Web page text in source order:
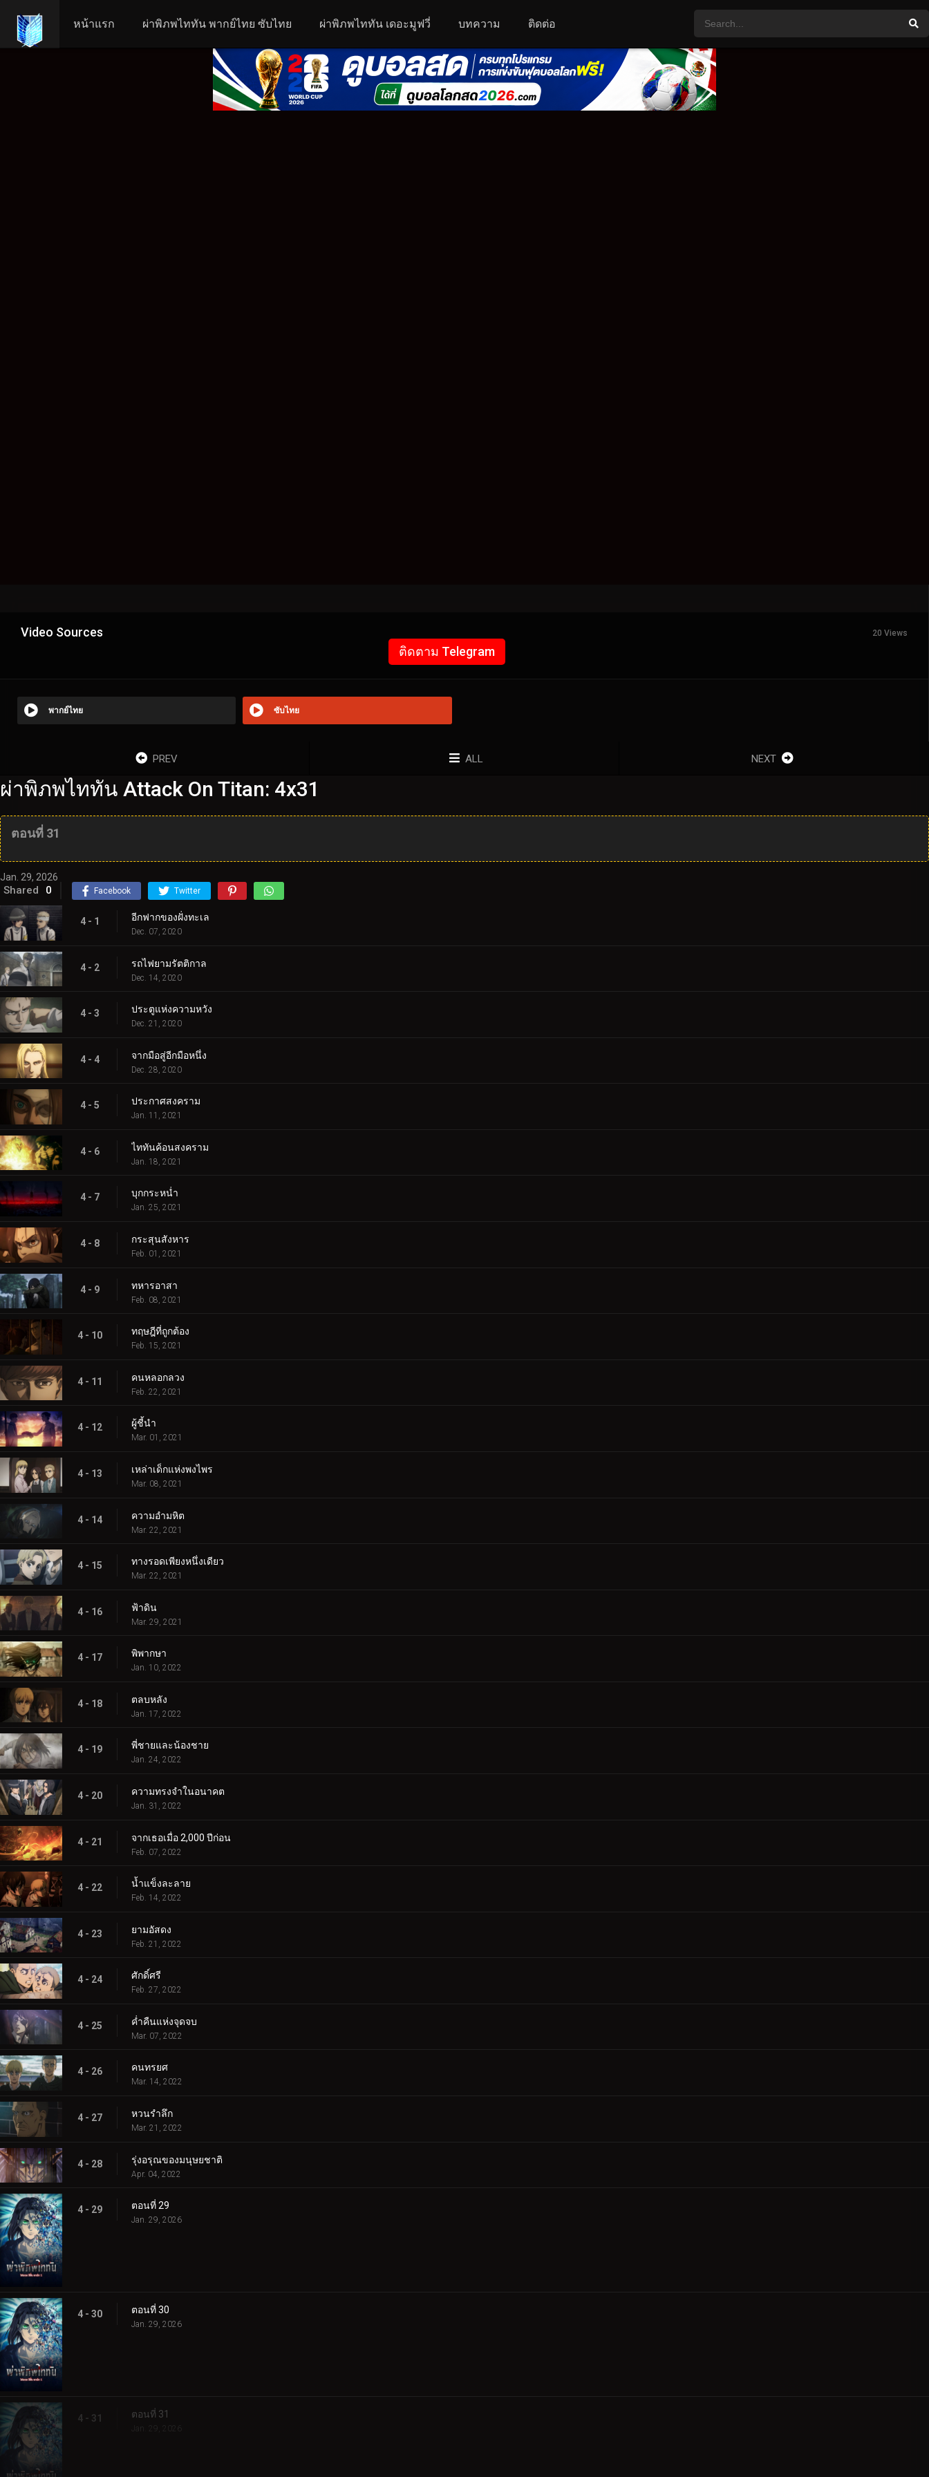
หน้าแรก ผ่าพิภพไททัน พากย์ไทย ซับไทย ผ่าพิภพไททัน เดอะมูฟวี่ บทความ ติดต่อ
Video Sources 20 Views
ติดตาม Telegram
พากย์ไทย ซับไทย
PREV ALL NEXT
ผ่าพิภพไททัน Attack On Titan: 4x31
ตอนที่ 31
Jan. 29, 2026
Shared 0 Facebook Twitter
4 - 1 อีกฟากของฝั่งทะเล
Dec. 07, 2020
4 - 2 รถไฟยามรัตติกาล
Dec. 14, 2020
4 - 3 ประตูแห่งความหวัง
Dec. 21, 2020
4 - 4 จากมือสู่อีกมือหนึ่ง
Dec. 28, 2020
4 - 5 ประกาศสงคราม
Jan. 11, 2021
4 - 6 ไททันค้อนสงคราม
Jan. 18, 2021
4 - 7 บุกกระหน่ำ
Jan. 25, 2021
4 - 8 กระสุนสังหาร
Feb. 01, 2021
4 - 9 ทหารอาสา
Feb. 08, 2021
4 - 10 ทฤษฎีที่ถูกต้อง
Feb. 15, 2021
4 - 11 คนหลอกลวง
Feb. 22, 2021
4 - 12 ผู้ชี้นำ
Mar. 01, 2021
4 - 13 เหล่าเด็กแห่งพงไพร
Mar. 08, 2021
4 - 14 ความอำมหิต
Mar. 22, 2021
4 - 15 ทางรอดเพียงหนึ่งเดียว
Mar. 22, 2021
4 - 16 ฟ้าดิน
Mar. 29, 2021
4 - 17 พิพากษา
Jan. 10, 2022
4 - 18 ตลบหลัง
Jan. 17, 2022
4 - 19 พี่ชายและน้องชาย
Jan. 24, 2022
4 - 20 ความทรงจำในอนาคต
Jan. 31, 2022
4 - 21 จากเธอเมื่อ 2,000 ปีก่อน
Feb. 07, 2022
4 - 22 น้ำแข็งละลาย
Feb. 14, 2022
4 - 23 ยามอัสดง
Feb. 21, 2022
4 - 24 ศักดิ์ศรี
Feb. 27, 2022
4 - 25 ค่ำคืนแห่งจุดจบ
Mar. 07, 2022
4 - 26 คนทรยศ
Mar. 14, 2022
4 - 27 หวนรำลึก
Mar. 21, 2022
4 - 28 รุ่งอรุณของมนุษยชาติ
Apr. 04, 2022
4 - 29 ตอนที่ 29
Jan. 29, 2026
4 - 30 ตอนที่ 30
Jan. 29, 2026
4 - 31 ตอนที่ 31
Jan. 29, 2026